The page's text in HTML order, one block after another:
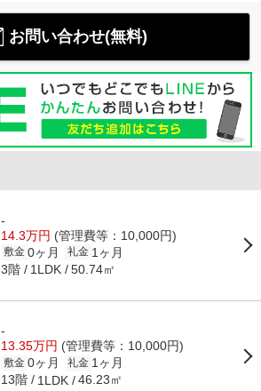
お問い合わせ(無料)
-
14.3万円 (管理費等：10,000円)
敷金 0ヶ月 礼金 1ヶ月
3階 1LDK 50.74㎡
-
13.35万円 (管理費等：10,000円)
敷金 0ヶ月 礼金 1ヶ月
13階 1LDK 46.23㎡